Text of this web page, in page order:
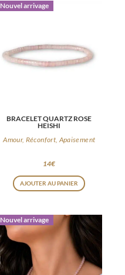
Nouvel arrivage
BRACELET QUARTZ ROSE
HEISHI
Amour, Réconfort, Apaisement
14€
AJOUTER AU PANIER
Nouvel arrivage